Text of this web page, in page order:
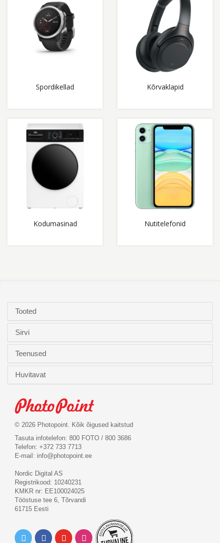
Spordikellad Kõrvaklapid
Kodumasinad Nutitelefonid
Tooted
Sirvi
Teenused
Huvitavat
© 2026 Photopoint. Kõik õigused kaitstud
Tasuta infotelefon: 800 FOTO / 800 3686
Telefon: +372 733 7713
E-mail: info@photopoint.ee
Nordic Digital AS
Registrikood: 10240231
KMKR nr: EE100024025
Tööstuse tee 6, Tõrvandi
61715 Eesti